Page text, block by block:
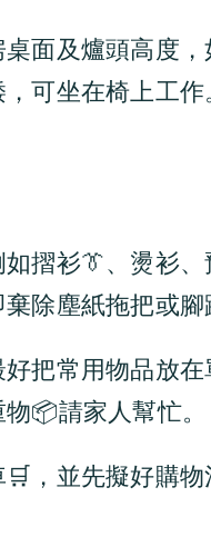
面及爐頭高度
可坐在椅上工
摺衫👔、燙衫
除塵紙拖把或腳
把常用物品放
📦請家人幫忙。
，並先擬好購物